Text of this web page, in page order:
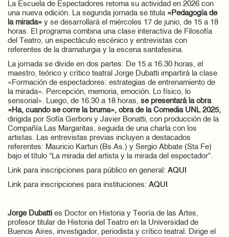
La Escuela de Espectadores retoma su actividad en 2026 con
una nueva edición. La segunda jornada se titula «Pedagogía de
la mirada» y se desarrollará el miércoles 17 de junio, de 15 a 18
horas. El programa combina una clase interactiva de Filosofía
del Teatro, un espectáculo escénico y entrevistas con
referentes de la dramaturgia y la escena santafesina.
La jornada se divide en dos partes: De 15 a 16.30 horas, el
maestro, teórico y crítico teatral Jorge Dubatti impartirá la clase
«Formación de espectadores: estrategias de entrenamiento de
la mirada». Percepción, memoria, emoción. Lo físico, lo
sensorial». Luego, de 16.30 a 18 horas, se presentará la obra
«Ha, cuando se corre la bruma», obra de la Comedia UNL 2025,
dirigida por Sofía Gerboni y Javier Bonatti, con producción de la
Compañía Las Margaritas, seguida de una charla con los
artistas. Las entrevistas previas incluyen a destacados
referentes: Mauricio Kartun (Bs.As.) y Sergio Abbate (Sta Fe)
bajo el título “La mirada del artista y la mirada del espectador”.
Link para inscripciones para público en general: AQUI
Link para inscripciones para instituciones: AQUI
Jorge Dubatti es Doctor en Historia y Teoría de las Artes,
profesor titular de Historia del Teatro en la Universidad de
Buenos Aires, investigador, periodista y crítico teatral. Dirige el